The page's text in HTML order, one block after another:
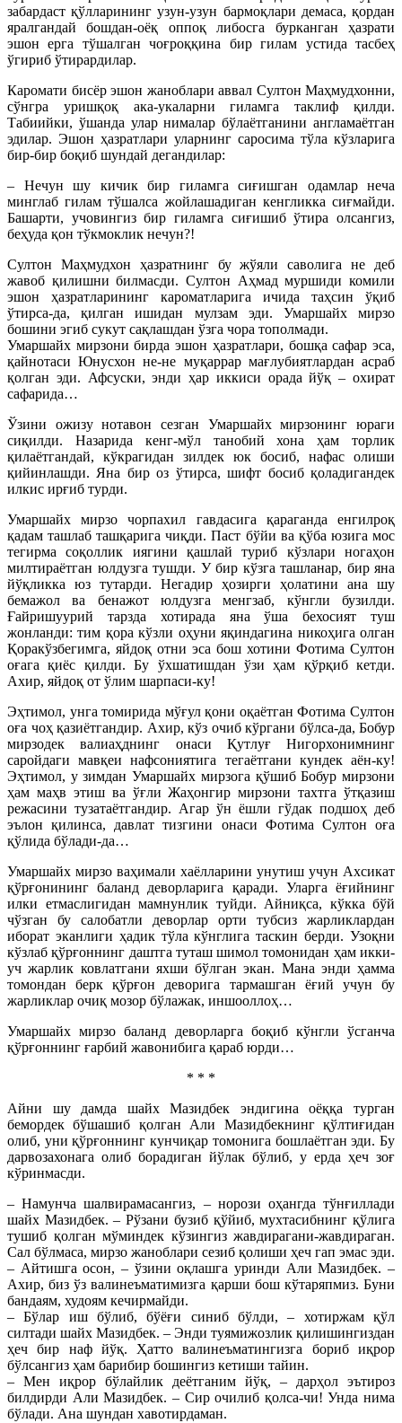
забардаст қўлларининг узун-узун бармоқлари демаса, қордан
яралгандай бошдан-оёқ оппоқ либосга бурканган ҳазрати
эшон ерга тўшалган чоғроққина бир гилам устида тасбеҳ
ўгириб ўтирардилар.
Каромати бисёр эшон жаноблари аввал Султон Маҳмудхонни,
сўнгра уришқоқ ака-укаларни гиламга таклиф қилди.
Табиийки, ўшанда улар нималар бўлаётганини англамаётган
эдилар. Эшон ҳазратлари уларнинг саросима тўла кўзларига
бир-бир боқиб шундай дегандилар:
– Нечун шу кичик бир гиламга сиғишган одамлар неча
минглаб гилам тўшалса жойлашадиган кенгликка сиғмайди.
Башарти, учовингиз бир гиламга сиғишиб ўтира олсангиз,
беҳуда қон тўкмоклик нечун?!
Султон Маҳмудхон ҳазратнинг бу жўяли саволига не деб
жавоб қилишни билмасди. Султон Аҳмад муршиди комили
эшон ҳазратларининг кароматларига ичида таҳсин ўқиб
ўтирса-да, қилган ишидан мулзам эди. Умаршайх мирзо
бошини эгиб сукут сақлашдан ўзга чора тополмади.
Умаршайх мирзони бирда эшон ҳазратлари, бошқа сафар эса,
қайнотаси Юнусхон не-не муқаррар мағлубиятлардан асраб
қолган эди. Афсуски, энди ҳар иккиси орада йўқ – охират
сафарида…
Ўзини ожизу нотавон сезган Умаршайх мирзонинг юраги
сиқилди. Назарида кенг-мўл танобий хона ҳам торлик
қилаётгандай, кўкрагидан зилдек юк босиб, нафас олиши
қийинлашди. Яна бир оз ўтирса, шифт босиб қоладигандек
илкис ирғиб турди.
Умаршайх мирзо чорпахил гавдасига қараганда енгилроқ
қадам ташлаб ташқарига чиқди. Паст бўйи ва қўба юзига мос
тегирма соқоллик иягини қашлай туриб кўзлари ногаҳон
милтираётган юлдузга тушди. У бир кўзга ташланар, бир яна
йўқликка юз тутарди. Негадир ҳозирги ҳолатини ана шу
бемажол ва бенажот юлдузга менгзаб, кўнгли бузилди.
Ғайришуурий тарзда хотирада яна ўша бехосият туш
жонланди: тим қора кўзли оҳуни яқиндагина никоҳига олган
Қоракўзбегимга, яйдоқ отни эса бош хотини Фотима Султон
оғага қиёс қилди. Бу ўхшатишдан ўзи ҳам қўрқиб кетди.
Ахир, яйдоқ от ўлим шарпаси-ку!
Эҳтимол, унга томирида мўғул қони оқаётган Фотима Султон
оға чоҳ қазиётгандир. Ахир, кўз очиб кўргани бўлса-да, Бобур
мирзодек валиаҳднинг онаси Қутлуғ Нигорхонимнинг
саройдаги мавқеи нафсониятига тегаётгани кундек аён-ку!
Эҳтимол, у зимдан Умаршайх мирзога қўшиб Бобур мирзони
ҳам маҳв этиш ва ўғли Жаҳонгир мирзони тахтга ўтқазиш
режасини тузатаётгандир. Агар ўн ёшли гўдак подшоҳ деб
эълон қилинса, давлат тизгини онаси Фотима Султон оға
қўлида бўлади-да…
Умаршайх мирзо ваҳимали хаёлларини унутиш учун Ахсикат
қўрғонининг баланд деворларига қаради. Уларга ёғийнинг
илки етмаслигидан мамнунлик туйди. Айниқса, кўкка бўй
чўзган бу салобатли деворлар орти тубсиз жарликлардан
иборат эканлиги ҳадик тўла кўнглига таскин берди. Узоқни
кўзлаб қўрғоннинг даштга туташ шимол томонидан ҳам икки-
уч жарлик ковлатгани яхши бўлган экан. Мана энди ҳамма
томондан берк қўрғон деворига тармашган ёғий учун бу
жарликлар очиқ мозор бўлажак, иншооллоҳ…
Умаршайх мирзо баланд деворларга боқиб кўнгли ўсганча
қўрғоннинг ғарбий жавонибига қараб юрди…
* * *
Айни шу дамда шайх Мазидбек эндигина оёққа турган
бемордек бўшашиб қолган Али Мазидбекнинг қўлтиғидан
олиб, уни қўрғоннинг кунчиқар томонига бошлаётган эди. Бу
дарвозахонага олиб борадиган йўлак бўлиб, у ерда ҳеч зоғ
кўринмасди.
– Намунча шалвирамасангиз, – норози оҳангда тўнғиллади
шайх Мазидбек. – Рўзани бузиб қўйиб, мухтасибнинг қўлига
тушиб қолган мўминдек кўзингиз жавдирагани-жавдираган.
Сал бўлмаса, мирзо жаноблари сезиб қолиши ҳеч гап эмас эди.
– Айтишга осон, – ўзини оқлашга уринди Али Мазидбек. –
Ахир, биз ўз валинеъматимизга қарши бош кўтаряпмиз. Буни
бандаям, худоям кечирмайди.
– Бўлар иш бўлиб, бўёғи синиб бўлди, – хотиржам қўл
силтади шайх Мазидбек. – Энди туямижозлик қилишингиздан
ҳеч бир наф йўқ. Ҳатто валинеъматингизга бориб иқрор
бўлсангиз ҳам барибир бошингиз кетиши тайин.
– Мен иқрор бўлайлик деётганим йўқ, – дарҳол эътироз
билдирди Али Мазидбек. – Сир очилиб қолса-чи! Унда нима
бўлади. Ана шундан хавотирдаман.